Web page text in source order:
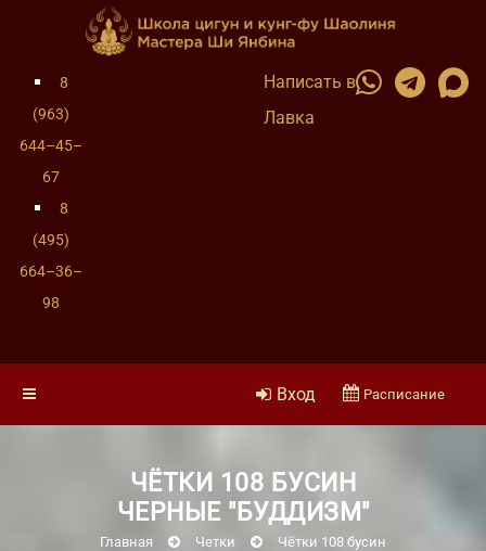
8
(963)
644–45–
67
8
(495)
664–36–
98
Написать в
Лавка
Вход Расписание
ЧЁТКИ 108 БУСИН
ЧЕРНЫЕ "БУДДИЗМ"
Главная Четки
Чётки 108 бусин